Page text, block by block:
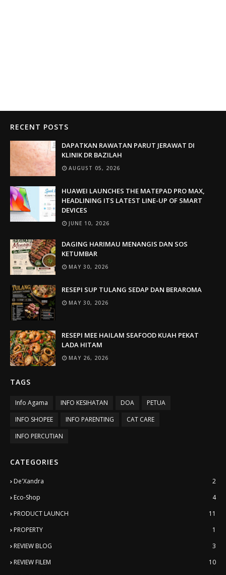
RECENT POSTS
DAPATKAN RAWATAN PARUT JERAWAT DI
KLINIK DR BAZILAH
AUGUST 05, 2026
HUAWEI LAUNCHES THE MATEPAD PRO MAX,
HEADLINING ITS LATEST LINE-UP OF SMART
DEVICES
JUNE 10, 2026
DAGING HARIMAU MENANGIS DAN SOS
KETUMBAR
MAY 30, 2026
RESEPI SUP TULANG SEDAP DAN BERAROMA
MAY 30, 2026
RESEPI MEE HAILAM SEAFOOD KUAH PEKAT
LADA HITAM
MAY 26, 2026
TAGS
Info Agama INFO KESIHATAN DOA
PETUA
INFO SHOPEE
INFO PARENTING
CAT CARE
INFO PERCUTIAN
CATEGORIES
De'Xandra
2
Eco-Shop
4
PRODUCT LAUNCH
11
PROPERTY
1
REVIEW BLOG
3
REVIEW FILEM
10